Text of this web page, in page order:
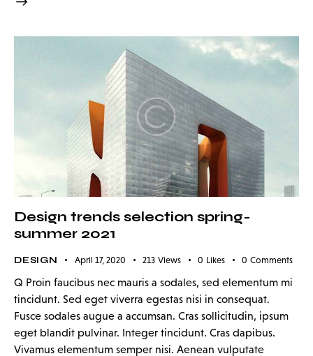
Design trends selection spring-
summer 2021
DESIGN April 17, 2020 213 Views 0 Likes 0 Comments
Q Proin faucibus nec mauris a sodales, sed elementum mi
tincidunt. Sed eget viverra egestas nisi in consequat.
Fusce sodales augue a accumsan. Cras sollicitudin, ipsum
eget blandit pulvinar. Integer tincidunt. Cras dapibus.
Vivamus elementum semper nisi. Aenean vulputate